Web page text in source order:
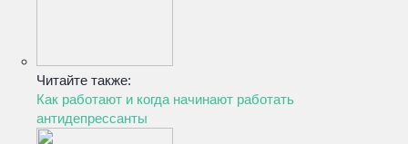
Читайте также:
Как работают и когда начинают работать
антидепрессанты